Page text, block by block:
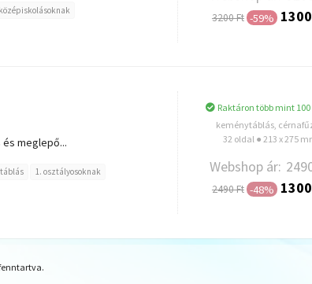
középiskolásoknak
3200 Ft -59%
meglepő...
1. osztályosoknak
Raktáron több mint
keménytáblás,
32 oldal ● 213 x 275
Webshop ár:
2490 Ft -48%